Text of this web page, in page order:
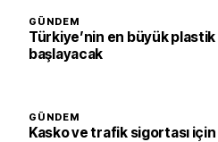
GÜNDEM
Türkiye’nin en büyük plastik
başlayacak
GÜNDEM
Kasko ve trafik sigortası